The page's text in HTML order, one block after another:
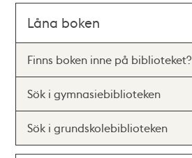
Låna boken
Finns boken inne på biblioteket?
Sök i gymnasiebiblioteken
Sök i grundskolebiblioteken